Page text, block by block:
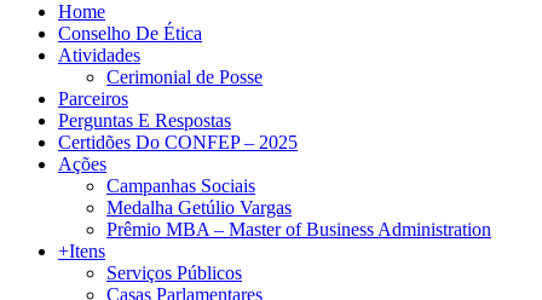
Home
Conselho De Ética
Atividades
Cerimonial de Posse
Parceiros
Perguntas E Respostas
Certidões Do CONFEP – 2025
Ações
Campanhas Sociais
Medalha Getúlio Vargas
Prêmio MBA – Master of Business Administration
+Itens
Serviços Públicos
Casas Parlamentares